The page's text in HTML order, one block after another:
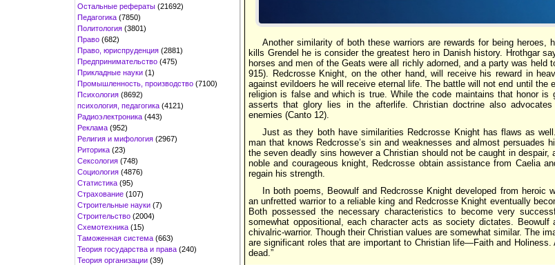
Остальные рефераты (21692)
Педагогика (7850)
Политология (3801)
Право (682)
Право, юриспруденция (2881)
Предпринимательство (475)
Прикладные науки (1)
Промышленность, производство (7100)
Психология (8692)
психология, педагогика (4121)
Радиоэлектроника (443)
Реклама (952)
Религия и мифология (2967)
Риторика (23)
Сексология (748)
Социология (4876)
Статистика (95)
Страхование (107)
Строительные науки (7)
Строительство (2004)
Схемотехника (15)
Таможенная система (663)
Теория государства и права (240)
Теория организации (39)
Another similarity of both these warriors are rewards for being heroes,
kills Grendel he is consider the greatest hero in Danish history. Hrothgar
horses and men of the Geats were all richly adorned, and a party was held
915). Redcrosse Knight, on the other hand, will receive his reward in
against evildoers he will receive eternal life. The battle will not end until the
religion is false and which is true. While the code maintains that honor is
asserts that glory lies in the afterlife. Christian doctrine also advocates
enemies (Canto 12).
Just as they both have similarities Redcrosse Knight has flaws as
man that knows Redcrosse’s sin and weaknesses and almost persuades
the seven deadly sins however a Christian should not be caught in
noble and courageous knight, Redcrosse obtain assistance from Caelia
regain his strength.
In both poems, Beowulf and Redcrosse Knight developed from heroic
an unfretted warrior to a reliable king and Redcrosse Knight eventually
Both possessed the necessary characteristics to become very
somewhat oppositional, each character acts as society dictates.
chivalric-warrior. Though their Christian values are somewhat similar. The
are significant roles that are important to Christian life—Faith and
dead.”